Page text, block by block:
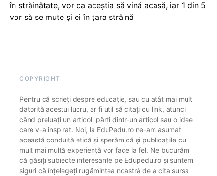
în străinătate, vor ca aceștia să vină acasă, iar 1 din 5
vor să se mute și ei în țara străină
COPYRIGHT
Pentru că scrieți despre educație, sau cu atât mai mult
datorită acestui lucru, ar fi util să citați cu link, atunci
când preluați un articol, părți dintr-un articol sau o idee
care v-a inspirat. Noi, la EduPedu.ro ne-am asumat
această conduită etică și sperăm că și publicațiile cu
mult mai multă experiență vor face la fel. Ne bucurăm
că găsiți subiecte interesante pe Edupedu.ro și suntem
siguri că înțelegeți rugămintea noastră de a cita sursa